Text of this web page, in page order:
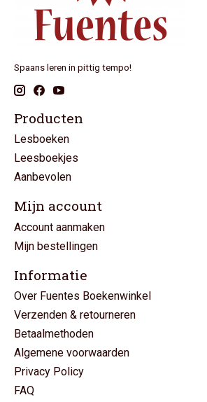
Spaans leren in pittig tempo!
Producten
Lesboeken
Leesboekjes
Aanbevolen
Mijn account
Account aanmaken
Mijn bestellingen
Informatie
Over Fuentes Boekenwinkel
Verzenden & retourneren
Betaalmethoden
Algemene voorwaarden
Privacy Policy
FAQ